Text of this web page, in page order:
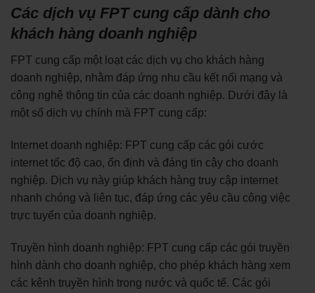
Các dịch vụ FPT cung cấp dành cho
khách hàng doanh nghiệp
FPT cung cấp một loạt các dịch vụ cho khách hàng
doanh nghiệp, nhằm đáp ứng nhu cầu kết nối mạng và
công nghệ thông tin của các doanh nghiệp. Dưới đây là
một số dịch vụ chính mà FPT cung cấp:
Internet doanh nghiệp: FPT cung cấp các gói cước
internet tốc độ cao, ổn định và đáng tin cậy cho doanh
nghiệp. Dịch vụ này giúp khách hàng truy cập internet
nhanh chóng và liên tục, đáp ứng các yêu cầu công việc
trực tuyến của doanh nghiệp.
Truyền hình doanh nghiệp: FPT cung cấp các gói truyền
hình dành cho doanh nghiệp, cho phép khách hàng xem
các kênh truyền hình trong nước và quốc tế. Các gói